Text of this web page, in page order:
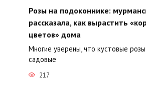
Розы на подоконнике:
рассказала, как вырастить
цветов» дома
Многие уверены, что кустовые
садовые
217